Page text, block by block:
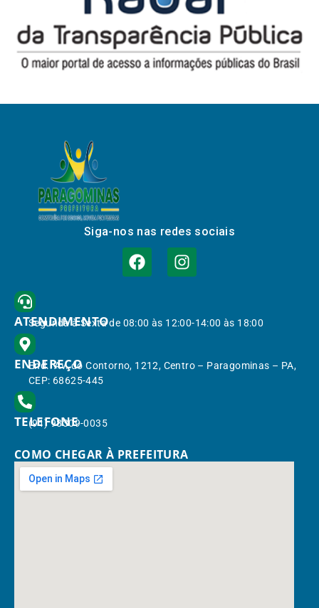
Siga-nos nas redes sociais
ATENDIMENTO
Segunda à Sexta de 08:00 às 12:00-14:00 às 18:00
ENDEREÇO
End.: Av. do Contorno, 1212, Centro – Paragominas – PA,
CEP: 68625-445
TELEFONE
(91) 98309-0035
COMO CHEGAR À PREFEITURA